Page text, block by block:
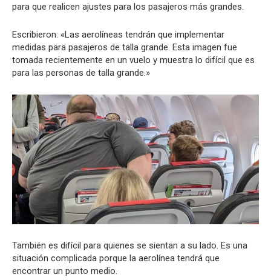
para que realicen ajustes para los pasajeros más grandes.
Escribieron: «Las aerolíneas tendrán que implementar
medidas para pasajeros de talla grande. Esta imagen fue
tomada recientemente en un vuelo y muestra lo difícil que es
para las personas de talla grande.»
También es difícil para quienes se sientan a su lado. Es una
situación complicada porque la aerolínea tendrá que
encontrar un punto medio.